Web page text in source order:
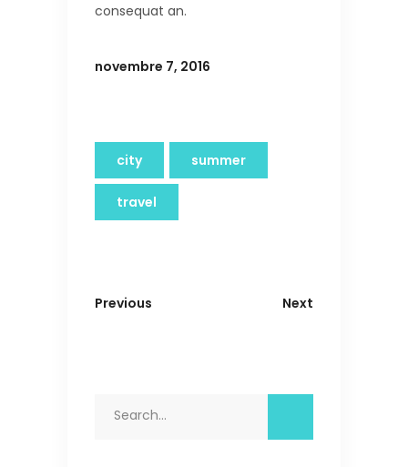
consequat an.
novembre 7, 2016
city summer
travel
Previous Next